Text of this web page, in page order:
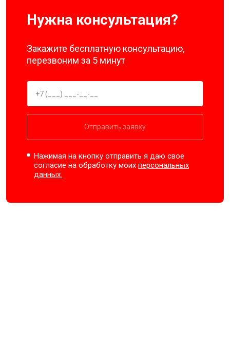
Нужна консультация?
Закажите бесплатную консультацию,
перезвоним за 5 минут
Отправить заявку
Нажимая на кнопку отправить я даю свое
согласие на обработку моихперсональных
данных.